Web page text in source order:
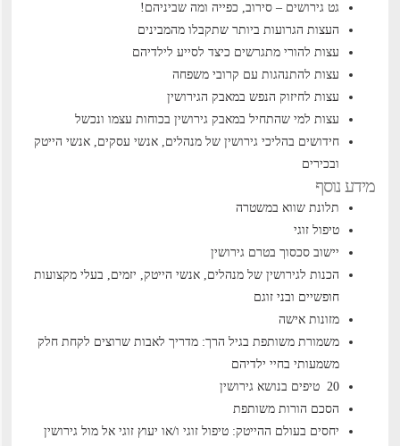
גט גירושים – סירוב, כפייה ומה שביניהם!
העצות הגרועות ביותר שתקבלו מהמבינים
עצות להורי מתגרשים כיצד לסייע לילדיהם
עצות להתנהגות עם קרובי משפחה
עצות לחיזוק הנפש במאבק הגירושין
עצות למי שהתחיל במאבק גירושין בכוחות עצמו ונכשל
חידושים בהליכי גירושין של מנהלים, אנשי עסקים, אנשי הייטק
ובכירים
מידע נוסף
תלונת שווא במשטרה
טיפול זוגי
יישוב סכסוך בטרם גירושין
הכנות לגירושין של מנהלים, אנשי הייטק, יזמים, בעלי מקצועות
חופשיים ובני זוגם
מזונות אישה
משמורת משותפת בגיל הרך: מדריך לאבות שרוצים לקחת חלק
משמעותי בחיי ילדיהם
20 טיפים בנושא גירושין
הסכם הורות משותפת
יחסים בעולם ההייטק: טיפול זוגי ו/או יעוץ זוגי אל מול גירושין